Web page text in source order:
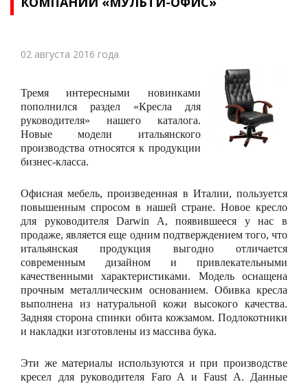
02 августа 2016 года
Тремя интересными новинками
пополнился раздел «Кресла для
руководителя» нашего каталога.
Новые модели итальянского
производства относятся к продукции
бизнес-класса.
Офисная мебель, произведенная в Италии, пользуется
повышенным спросом в нашей стране. Новое кресло
для руководителя Darwin A, появившееся у нас в
продаже, является еще одним подтверждением того, что
итальянская продукция выгодно отличается
современным дизайном и привлекательными
качественными характеристиками. Модель оснащена
прочным металлическим основанием. Обивка кресла
выполнена из натуральной кожи высокого качества.
Задняя сторона спинки обита кожзамом. Подлокотники
и накладки изготовлены из массива бука.
Эти же материалы используются и при производстве
кресел для руководителя Faro A и Faust A. Данные